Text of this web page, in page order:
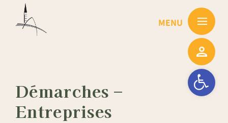
Ouvrir la
Démarches –
Entreprises